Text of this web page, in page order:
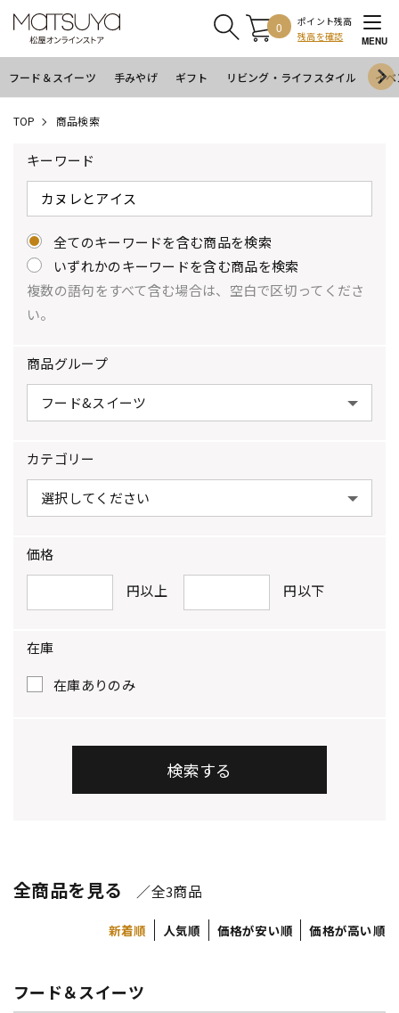
0
ポイント残高
残高を確認
MENU
フード＆スイーツ 手みやげ ギフト リビング・ライフスタイル イ
TOP 商品検索
キーワード
全てのキーワードを含む商品を検索
いずれかのキーワードを含む商品を検索
複数の語句をすべて含む場合は、空白で区切ってくださ
い。
商品グループ
カテゴリー
価格
円以上
円以下
在庫
在庫ありのみ
全商品を見る ／全3商品
新着順 人気順 価格が安い順 価格が高い順
フード＆スイーツ